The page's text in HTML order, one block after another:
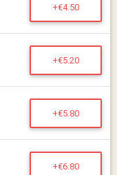
+€4.50
+€5.20
+€5.80
+€6.80